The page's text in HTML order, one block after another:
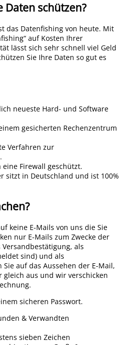
Daten schützen?
das Datenfishing von heute. Mit
auf Kosten Ihrer
lässt sich sehr schnell viel Geld
Sie Ihre Daten so gut es
neueste Hard- und Software
gesicherten Rechenzentrum
Verfahren zur
Firewall geschützt.
sitzt in Deutschland und ist 100%
keine E-Mails von uns die Sie
nur E-Mails zum Zwecke der
als
sind) und als
auf das Aussehen der E-Mail,
gleich aus und wir verschicken
sicheren Passwort.
& Verwandten
sieben Zeichen